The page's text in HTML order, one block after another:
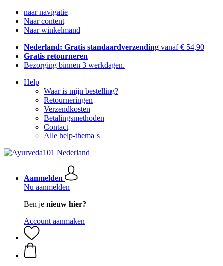
naar navigatie
Naar content
Naar winkelmand
Nederland: Gratis standaardverzending vanaf € 54,90
Gratis retourneren
Bezorging binnen 3 werkdagen.
Help
Waar is mijn bestelling?
Retourneringen
Verzendkosten
Betalingsmethoden
Contact
Alle help-thema`s
Aanmelden
Nu aanmelden
Ben je nieuw hier?
Account aanmaken